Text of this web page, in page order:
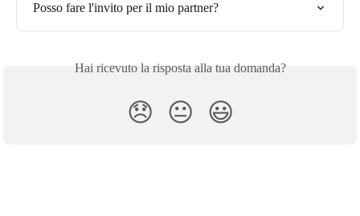
Posso fare l'invito per il mio partner?
Hai ricevuto la risposta alla tua domanda?
😞 😐 😃